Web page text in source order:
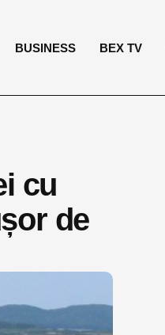
BUSINESS BEX TV
cu
de